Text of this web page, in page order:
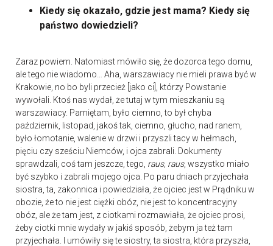
Kiedy się okazało, gdzie jest mama? Kiedy się
państwo dowiedzieli?
Zaraz powiem. Natomiast mówiło się, że dozorca tego domu,
ale tego nie wiadomo… Aha, warszawiacy nie mieli prawa być w
Krakowie, no bo byli przecież [jako ci], którzy Powstanie
wywołali. Ktoś nas wydał, że tutaj w tym mieszkaniu są
warszawiacy. Pamiętam, było ciemno, to był chyba
październik, listopad, jakoś tak, ciemno, głucho, nad ranem,
było łomotanie, walenie w drzwi i przyszli tacy w hełmach,
pięciu czy sześciu Niemców, i ojca zabrali. Dokumenty
sprawdzali, coś tam jeszcze, tego, raus, raus, wszystko miało
być szybko i zabrali mojego ojca. Po paru dniach przyjechała
siostra, ta, zakonnica i powiedziała, że ojciec jest w Prądniku w
obozie, że to nie jest ciężki obóz, nie jest to koncentracyjny
obóz, ale że tam jest, z ciotkami rozmawiała, że ojciec prosi,
żeby ciotki mnie wydały w jakiś sposób, żebym ja też tam
przyjechała. I umówiły się te siostry, ta siostra, która przyszła,